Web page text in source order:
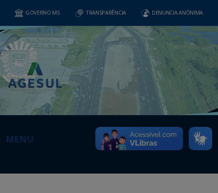
GOVERNO MS TRANSPARÊNCIA DENUNCIA ANÔNIMA
MENU